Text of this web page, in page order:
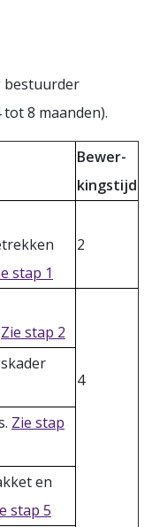
bestuurder
8 maanden).
Bewer-
kingstijd
stap 1
2
Zie stap 2
4
Zie stap
en
stap 5